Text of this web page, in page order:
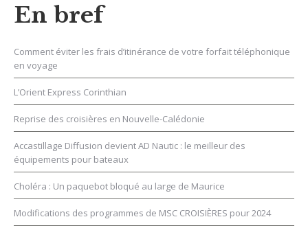
En bref
Comment éviter les frais d’itinérance de votre forfait téléphonique
en voyage
L’Orient Express Corinthian
Reprise des croisières en Nouvelle-Calédonie
Accastillage Diffusion devient AD Nautic : le meilleur des
équipements pour bateaux
Choléra : Un paquebot bloqué au large de Maurice
Modifications des programmes de MSC CROISIÈRES pour 2024